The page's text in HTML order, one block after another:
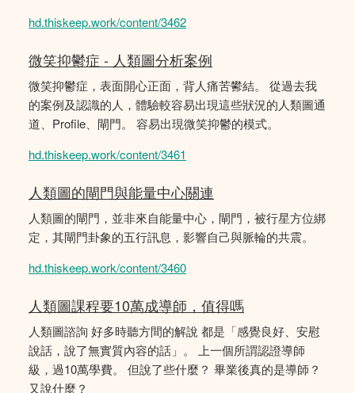
hd.thiskeep.work/content/3462
微笑抑鬱症 - 人類圖分析案例
微笑抑鬱症，表面開心正面，背人痛苦鬰結。 從過去我
的案例及認識的人，體驗較容易出現這些狀況的人類圖通
道、Profile、閘門。 容易出現微笑抑鬱的模式。
hd.thiskeep.work/content/3461
人類圖的閘門與能量中心關連
人類圖的閘門，並非來自能量中心，閘門，被行星方位綁
定，其閘門卦象的五行訊息，影響自己與脈輪的共震。
hd.thiskeep.work/content/3460
人類圖課程要10萬成導師，值得嗎
人類圖諮詢 好多時聽方間的解說 都是「感覺良好、安慰
說話，說了無實質內容的話」。 上一個所謂認證導師
級，過10萬學費。 但說了些什麼？ 畢業後真的是導師？
又說什麼？